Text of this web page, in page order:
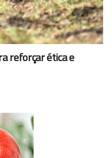
reforçar ética e